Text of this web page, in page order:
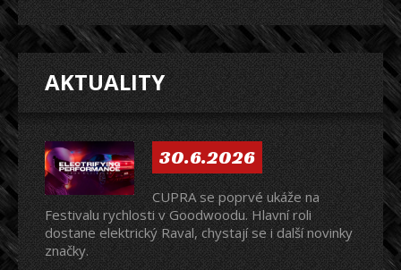
AKTUALITY
30.6.2026
CUPRA se poprvé ukáže na
Festivalu rychlosti v Goodwoodu. Hlavní roli
dostane elektrický Raval, chystají se i další novinky
značky.